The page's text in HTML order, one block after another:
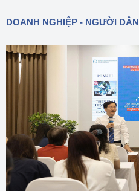
DOANH NGHIỆP - NGƯỜI DÂN